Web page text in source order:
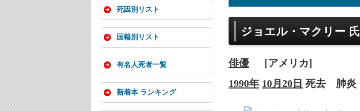
ジョエル・マクリー 氏
俳優
[アメリカ]
1990年 10月20日 死去 肺炎
死因別リスト
国籍別リスト
有名人死者一覧
新着本 ランキング